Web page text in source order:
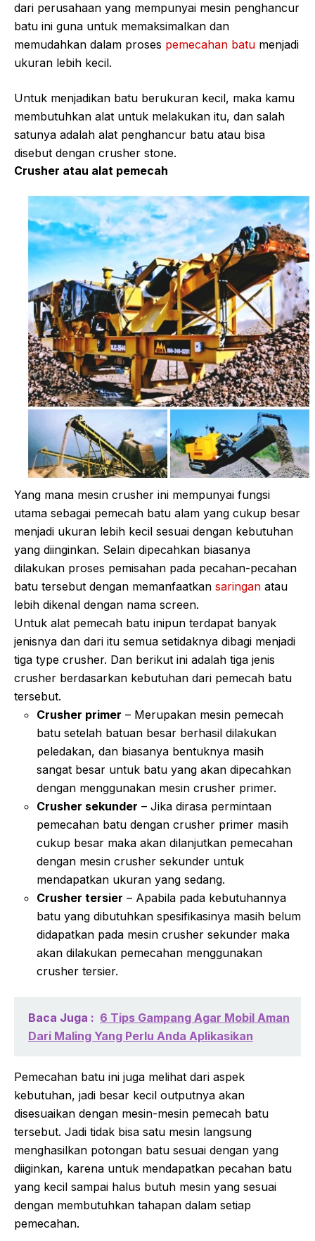
dari perusahaan yang mempunyai mesin penghancur
batu ini guna untuk memaksimalkan dan
memudahkan dalam proses pemecahan batu menjadi
ukuran lebih kecil.
Untuk menjadikan batu berukuran kecil, maka kamu
membutuhkan alat untuk melakukan itu, dan salah
satunya adalah alat penghancur batu atau bisa
disebut dengan crusher stone.
Crusher atau alat pemecah
Yang mana mesin crusher ini mempunyai fungsi
utama sebagai pemecah batu alam yang cukup besar
menjadi ukuran lebih kecil sesuai dengan kebutuhan
yang diinginkan. Selain dipecahkan biasanya
dilakukan proses pemisahan pada pecahan-pecahan
batu tersebut dengan memanfaatkan saringan atau
lebih dikenal dengan nama screen.
Untuk alat pemecah batu inipun terdapat banyak
jenisnya dan dari itu semua setidaknya dibagi menjadi
tiga type crusher. Dan berikut ini adalah tiga jenis
crusher berdasarkan kebutuhan dari pemecah batu
tersebut.
Crusher primer – Merupakan mesin pemecah
batu setelah batuan besar berhasil dilakukan
peledakan, dan biasanya bentuknya masih
sangat besar untuk batu yang akan dipecahkan
dengan menggunakan mesin crusher primer.
Crusher sekunder – Jika dirasa permintaan
pemecahan batu dengan crusher primer masih
cukup besar maka akan dilanjutkan pemecahan
dengan mesin crusher sekunder untuk
mendapatkan ukuran yang sedang.
Crusher tersier – Apabila pada kebutuhannya
batu yang dibutuhkan spesifikasinya masih belum
didapatkan pada mesin crusher sekunder maka
akan dilakukan pemecahan menggunakan
crusher tersier.
Baca Juga : 6 Tips Gampang Agar Mobil Aman
Dari Maling Yang Perlu Anda Aplikasikan
Pemecahan batu ini juga melihat dari aspek
kebutuhan, jadi besar kecil outputnya akan
disesuaikan dengan mesin-mesin pemecah batu
tersebut. Jadi tidak bisa satu mesin langsung
menghasilkan potongan batu sesuai dengan yang
diiginkan, karena untuk mendapatkan pecahan batu
yang kecil sampai halus butuh mesin yang sesuai
dengan membutuhkan tahapan dalam setiap
pemecahan.